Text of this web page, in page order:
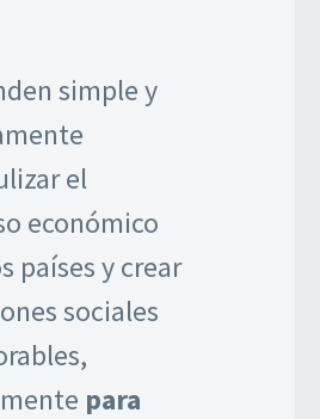
simple y
el
económico
países y crear
sociales
para